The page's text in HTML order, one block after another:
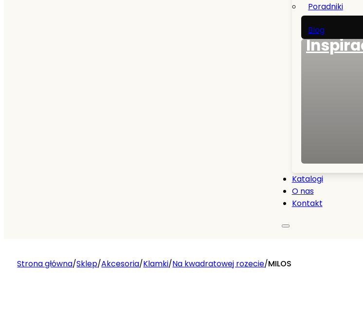
Poradniki
Blog
Katalogi
O nas
Kontakt
Strona główna/Sklep/Akcesoria/Klamki/Na kwadratowej rozecie/MILOS